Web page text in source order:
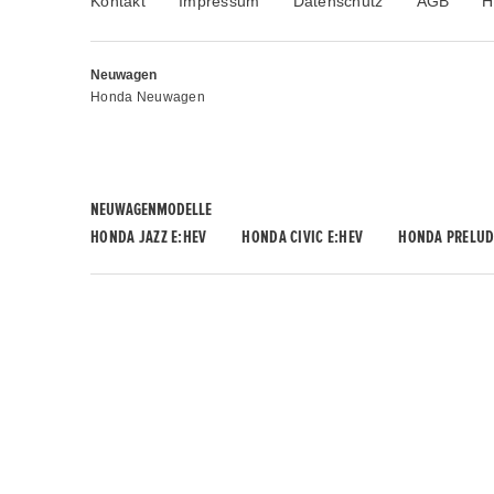
Neuwagen
Honda Neuwagen
NEUWAGENMODELLE
HONDA JAZZ E:HEV
HONDA CIVIC E:HEV HONDA